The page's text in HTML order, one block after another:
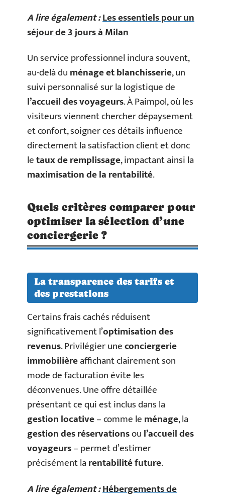
A lire également :Les essentiels pour un
séjour de 3 jours à Milan
Un service professionnel inclura souvent,
au-delà duménage et blanchisserie, un
suivi personnalisé sur la logistique de
l’accueil des voyageurs. À Paimpol, où les
visiteurs viennent chercher dépaysement
et confort, soigner ces détails influence
directement la satisfaction client et donc
letaux de remplissage, impactant ainsi la
maximisation de la rentabilité.
Quels critères comparer pour
optimiser la sélection d’une
conciergerie ?
La transparence des tarifs et
des prestations
Certains frais cachés réduisent
significativement l’optimisation des
revenus. Privilégier uneconciergerie
immobilièreaffichant clairement son
mode de facturation évite les
déconvenues. Une offre détaillée
présentant ce qui est inclus dans la
gestion locative– comme leménage, la
gestion des réservationsoul’accueil des
voyageurs– permet d’estimer
précisément larentabilité future.
A lire également :Hébergements de